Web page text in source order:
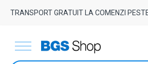
TRANSPORT GRATUIT LA COMENZI